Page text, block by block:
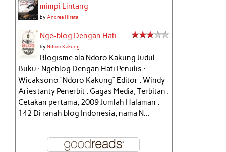
mimpi Lintang
byAndrea Hirata
Nge-blog Dengan Hati
byNdoro Kakung
Blogisme ala Ndoro Kakung Judul
Buku : Ngeblog Dengan Hati Penulis :
Wicaksono “Ndoro Kakung” Editor : Windy
Ariestanty Penerbit : Gagas Media, Terbitan :
Cetakan pertama, 2009 Jumlah Halaman :
142 Di ranah blog Indonesia, nama N...